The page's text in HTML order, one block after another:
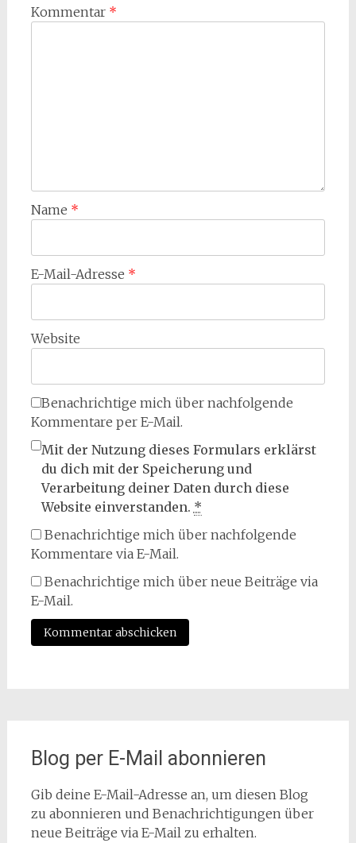
Kommentar *
Name *
E-Mail-Adresse *
Website
Benachrichtige mich über nachfolgende
Kommentare per E-Mail.
Mit der Nutzung dieses Formulars erklärst
du dich mit der Speicherung und
Verarbeitung deiner Daten durch diese
Website einverstanden. *
Benachrichtige mich über nachfolgende
Kommentare via E-Mail.
Benachrichtige mich über neue Beiträge via
E-Mail.
Blog per E-Mail abonnieren
Gib deine E-Mail-Adresse an, um diesen Blog
zu abonnieren und Benachrichtigungen über
neue Beiträge via E-Mail zu erhalten.